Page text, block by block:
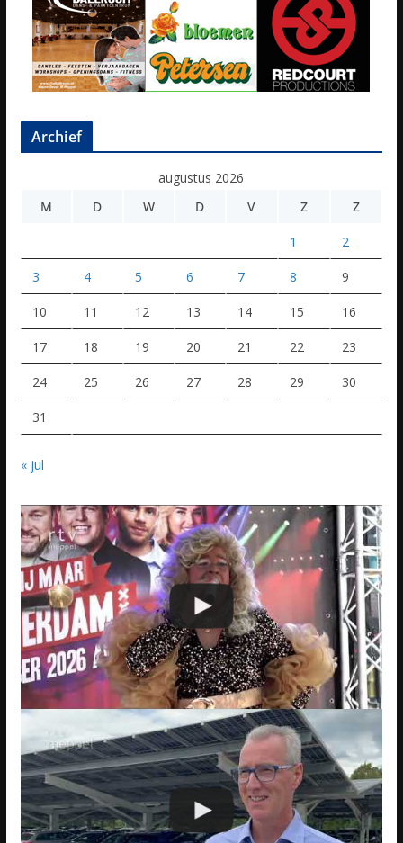
Archief
augustus 2026
M
D W D V Z Z
1 2
3 4 5 6 7 8 9
10 11 12 13 14 15 16
17 18 19 20 21 22 23
24 25 26 27 28 29 30
31
« jul